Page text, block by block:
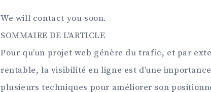
We will contact you soon.
SOMMAIRE DE L'ARTICLE
Pour qu’un projet web génère du trafic, et par
rentable, la visibilité en ligne est d’une
plusieurs techniques pour améliorer son